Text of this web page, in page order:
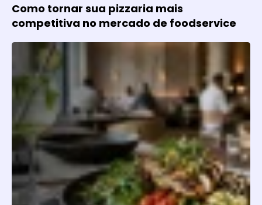
Como tornar sua pizzaria mais
competitiva no mercado de foodservice